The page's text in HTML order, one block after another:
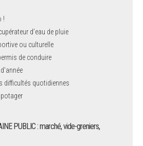
!
d’eau de pluie
ou culturelle
de conduire
difficultés quotidiennes
PUBLIC : marché, vide-greniers,